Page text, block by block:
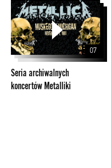
Seria
archiwalnych
koncertów
Metalliki
07
Seria archiwalnych
koncertów Metalliki